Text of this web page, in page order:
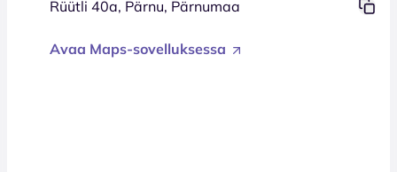
Rüütli 40a, Pärnu, Pärnumaa
Avaa Maps-sovelluksessa